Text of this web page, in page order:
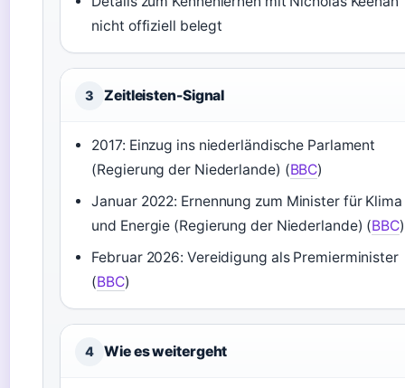
nicht offiziell belegt
3 Zeitleisten-Signal
2017: Einzug ins niederländische Parlament
(Regierung der Niederlande) (BBC)
Januar 2022: Ernennung zum Minister für Klima
und Energie (Regierung der Niederlande) (BBC)
Februar 2026: Vereidigung als Premierminister
(BBC)
4 Wie es weitergeht